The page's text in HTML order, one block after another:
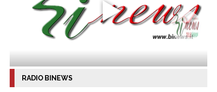
RADIO BINEWS